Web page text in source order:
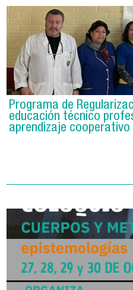
Programa de
educación técnico
aprendizaje cooperativo